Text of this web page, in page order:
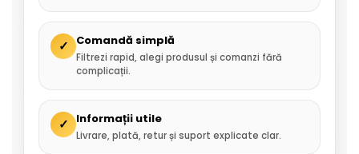
✓ Comandă simplă
Filtrezi rapid, alegi produsul și comanzi fără
complicații.
✓ Informații utile
Livrare, plată, retur și suport explicate clar.